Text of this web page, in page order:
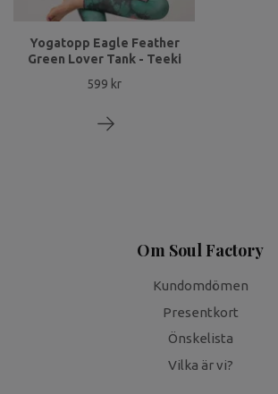
Yogatopp Eagle Feather
Green Lover Tank - Teeki
599 kr
Om Soul Factory
Kundomdömen
Presentkort
Önskelista
Vilka är vi?